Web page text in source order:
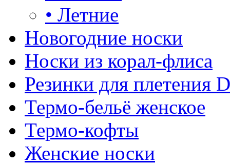
• Летние
Новогодние носки
Носки из корал-флиса
Резинки для плетения
Термо-бельё женское
Термо-кофты
Женские носки